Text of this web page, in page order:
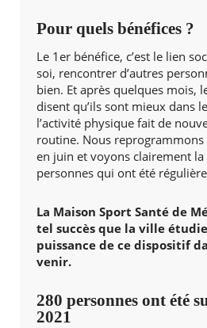
Pour quels bénéfices ?
Le 1er bénéfice, c’est le lien
soi, rencontrer d’autres
bien. Et après quelques mois,
disent qu’ils sont mieux dans
l’activité physique fait de
routine. Nous reprogrammons
en juin et voyons clairement
personnes qui ont été
La Maison Sport Santé de
tel succès que la ville
puissance de ce dispositif
venir.
280 personnes ont été
2021